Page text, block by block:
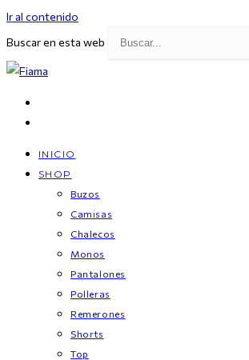
Ir al contenido
Buscar en esta web
INICIO
SHOP
Buzos
Camisas
Chalecos
Monos
Pantalones
Polleras
Remerones
Shorts
Top